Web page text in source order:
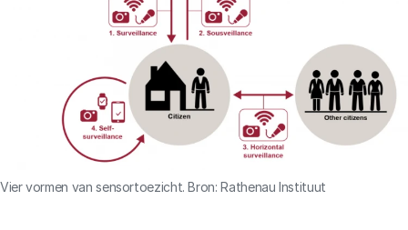
Vier vormen van sensortoezicht. Bron: Rathenau Instituut